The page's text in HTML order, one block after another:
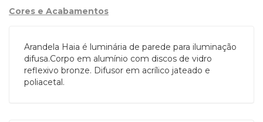
Cores e Acabamentos
Arandela Haia é luminária de parede para iluminação
difusa.Corpo em alumínio com discos de vidro
reflexivo bronze. Difusor em acrílico jateado e
poliacetal.